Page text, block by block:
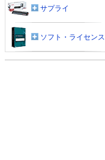
サプライ
ソフト・ライセンス